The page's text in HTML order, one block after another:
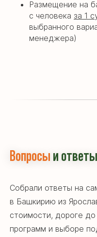
Размещение на
с человека за 1
выбранного
менеджера)
Вопросы и ответы
Собрали ответы на
в Башкирию из
стоимости, дороге
программ и выборе